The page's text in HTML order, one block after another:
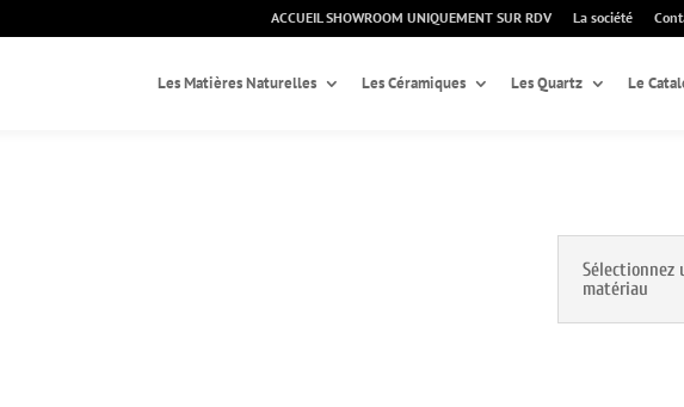
ACCUEIL SHOWROOM UNIQUEMENT SUR RDV La société
Les Matières Naturelles Les Céramiques Les Quartz Le
Sélectionnez
matériau